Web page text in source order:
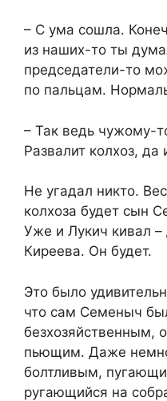
– С ума сошла.
из наших-то ты
председатели-то
по пальцам.
– Так ведь чужому-
Развалит колхоз,
Не угадал никто.
колхоза будет сын
Уже и Лукич кивал
Киреева. Он будет.
Это было
что сам Семеныч
безхозяйственным,
пьющим. Даже
болтливым,
ругающийся на